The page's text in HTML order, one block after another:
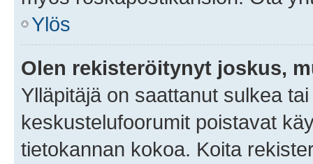
Ylös
Olen rekisteröitynyt joskus,
Ylläpitäjä on saattanut sulkea
keskustelufoorumit poistavat
tietokannan kokoa. Koita